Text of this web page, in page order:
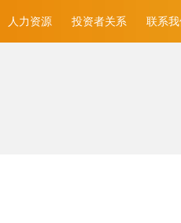
人力资源 投资者关系 联系我